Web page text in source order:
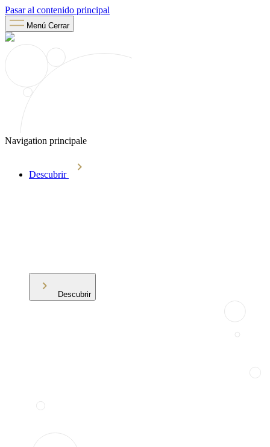
Pasar al contenido principal
Menú Cerrar
Navigation principale
Descubrir
Descubrir